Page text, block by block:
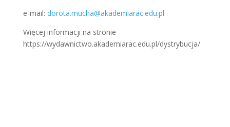
e-mail: dorota.mucha@akademiarac.edu.pl
Więcej informacji na stronie
https://wydawnictwo.akademiarac.edu.pl/dystrybucja/